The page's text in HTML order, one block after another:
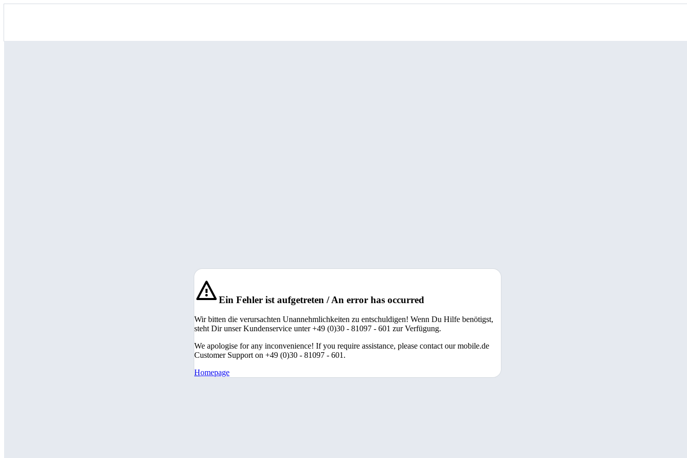
Ein Fehler ist aufgetreten / An error has occurred
Wir bitten die verursachten Unannehmlichkeiten zu entschuldigen! Wenn Du Hilfe benötigst,
steht Dir unser Kundenservice unter +49 (0)30 - 81097 - 601 zur Verfügung.
We apologise for any inconvenience! If you require assistance, please contact our mobile.de
Customer Support on +49 (0)30 - 81097 - 601.
Homepage